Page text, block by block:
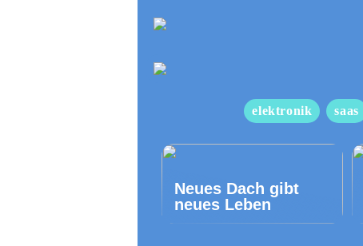
elektronik saas
Neues Dach gibt
neues Leben